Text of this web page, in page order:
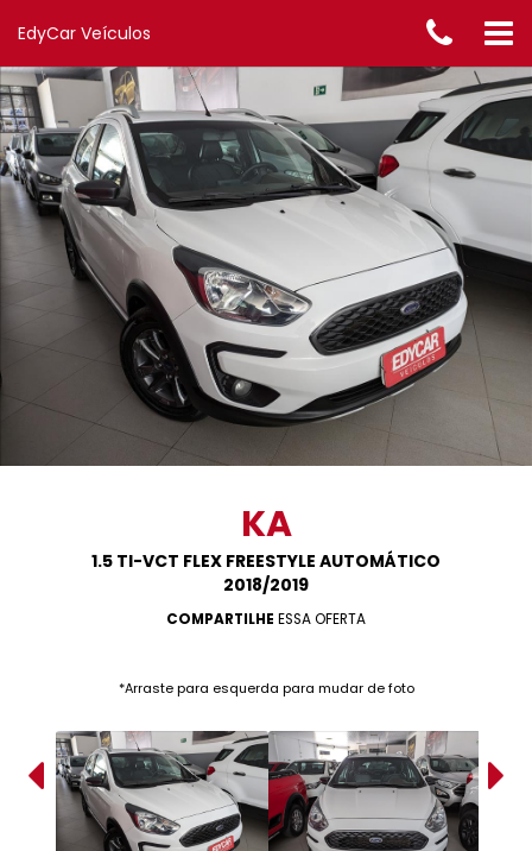
EdyCar Veículos
KA
1.5 TI-VCT FLEX FREESTYLE AUTOMÁTICO
2018/2019
COMPARTILHE ESSA OFERTA
*Arraste para esquerda para mudar de foto